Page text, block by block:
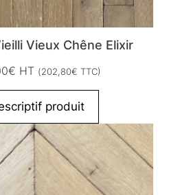
Vieux Chêne Elixir
€ HT (202,80€ TTC)
produit